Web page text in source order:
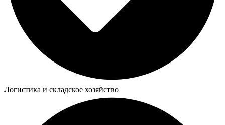
Логистика и складское хозяйство